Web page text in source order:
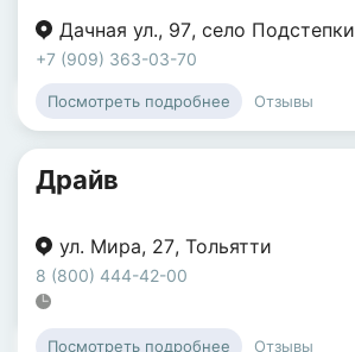
Дачная ул., 97, село Подстепки
+7 (909) 363-03-70
Посмотреть подробнее Отзывы
Драйв
ул. Мира, 27, Тольятти
8 (800) 444-42-00
Посмотреть подробнее Отзывы